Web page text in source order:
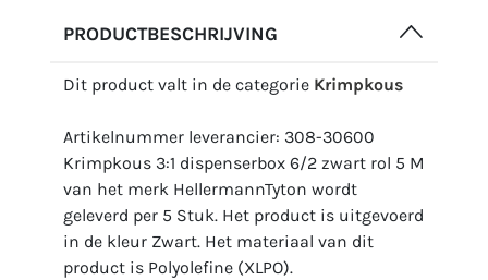
PRODUCTBESCHRIJVING
Dit product valt in de categorie Krimpkous
Artikelnummer leverancier: 308-30600
Krimpkous 3:1 dispenserbox 6/2 zwart rol 5 M
van het merk HellermannTyton wordt
geleverd per 5 Stuk. Het product is uitgevoerd
in de kleur Zwart. Het materiaal van dit
product is Polyolefine (XLPO).